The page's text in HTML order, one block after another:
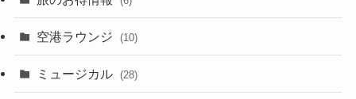
空港ラウンジ (10)
ミュージカル (28)